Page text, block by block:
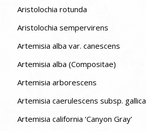
Aristolochia rotunda
Aristolochia sempervirens
Artemisia alba var. canescens
Artemisia alba (Compositae)
Artemisia arborescens
Artemisia caerulescens subsp. gallica
Artemisia california ‘Canyon Gray’